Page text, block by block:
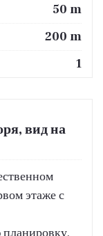
50 m
200 m
1
вид на
этаже с